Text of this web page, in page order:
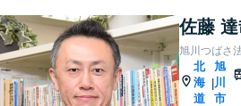
佐藤
旭川つばさ
北
海
道
|
旭
川
市